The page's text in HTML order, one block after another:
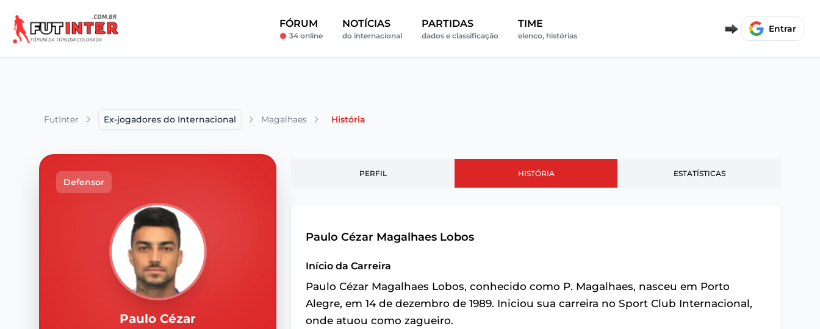
FÓRUM
34 online
NOTÍCIAS
do internacional
PARTIDAS
dados e classificação
TIME
elenco, histórias
Entrar
FutInter Ex-jogadores do Internacional Magalhaes História
Defensor
Paulo Cézar
PERFIL HISTÓRIA ESTATÍSTICAS
Paulo Cézar Magalhaes Lobos
Início da Carreira
Paulo Cézar Magalhaes Lobos, conhecido como P. Magalhaes, nasceu em Porto
Alegre, em 14 de dezembro de 1989. Iniciou sua carreira no Sport Club Internacional,
onde atuou como zagueiro.